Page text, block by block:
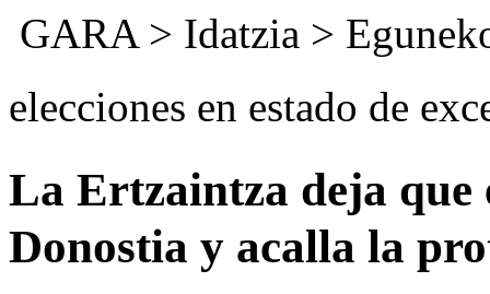
GARA> Idatzia >
elecciones en estado de
La Ertzaintza deja
Donostia y acalla la